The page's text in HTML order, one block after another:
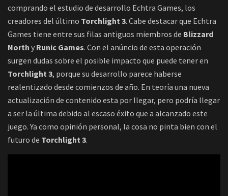
comprando el estudio de desarrollo Echtra Games, los
creadores del último Torchlight 3. Cabe destacar que Echtra
Games tiene entre sus filas antiguos miembros de Blizzard
North y Runic Games. Con el anúncio de esta operación
surgen dudas sobre el posible impacto que puede tener en
Torchlight 3, porque su desarrollo parece haberse
realentizado desde comienzos de año. En teoría una nueva
actualización de contenido esta por llegar, pero podría llegar
a ser la última debido al escaso éxito que a alcanzado este
juego. Ya como opinión personal, la cosa no pinta bien con el
futuro de Torchlight 3.